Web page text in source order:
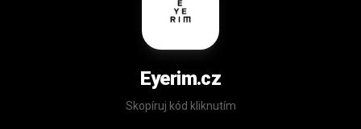
Eyerim.cz
Skopíruj kód kliknutím